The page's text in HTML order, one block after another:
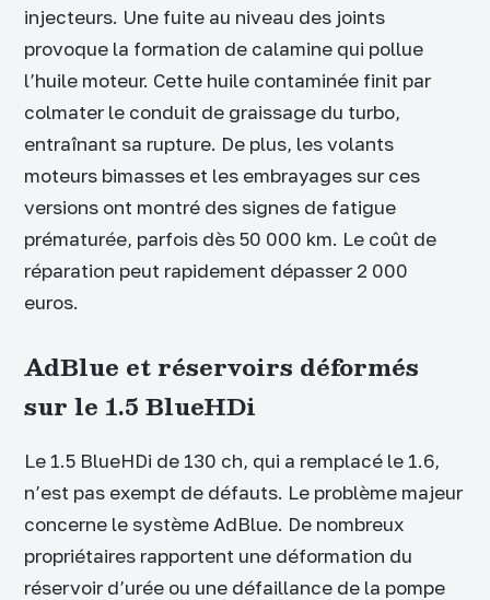
injecteurs. Une fuite au niveau des joints
provoque la formation de calamine qui pollue
l’huile moteur. Cette huile contaminée finit par
colmater le conduit de graissage du turbo,
entraînant sa rupture. De plus, les volants
moteurs bimasses et les embrayages sur ces
versions ont montré des signes de fatigue
prématurée, parfois dès 50 000 km. Le coût de
réparation peut rapidement dépasser 2 000
euros.
AdBlue et réservoirs déformés
sur le 1.5 BlueHDi
Le 1.5 BlueHDi de 130 ch, qui a remplacé le 1.6,
n’est pas exempt de défauts. Le problème majeur
concerne le système AdBlue. De nombreux
propriétaires rapportent une déformation du
réservoir d’urée ou une défaillance de la pompe